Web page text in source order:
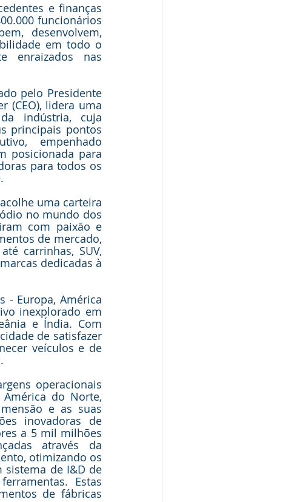
e finanças
funcionários
desenvolvem,
em todo o
enraizados nas
pelo Presidente
(CEO), lidera uma
indústria, cuja
principais pontos
empenhado
posicionada para
para todos os
.
uma carteira
no mundo dos
com paixão e
de mercado,
carrinhas, SUV,
dedicadas à
- Europa, América
inexplorado em
e Índia. Com
de satisfazer
veículos e de
operacionais
do Norte,
e as suas
inovadoras de
a 5 mil milhões
através da
otimizando os
sistema de I&D de
Estas
de fábricas